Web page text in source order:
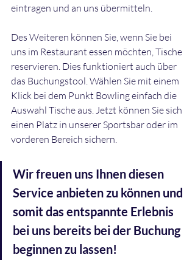
eintragen und an uns übermitteln.
Des Weiteren können Sie, wenn Sie bei
uns im Restaurant essen möchten, Tische
reservieren. Dies funktioniert auch über
das Buchungstool. Wählen Sie mit einem
Klick bei dem Punkt Bowling einfach die
Auswahl Tische aus. Jetzt können Sie sich
einen Platz in unserer Sportsbar oder im
vorderen Bereich sichern.
Wir freuen uns Ihnen diesen
Service anbieten zu können und
somit das entspannte Erlebnis
bei uns bereits bei der Buchung
beginnen zu lassen!